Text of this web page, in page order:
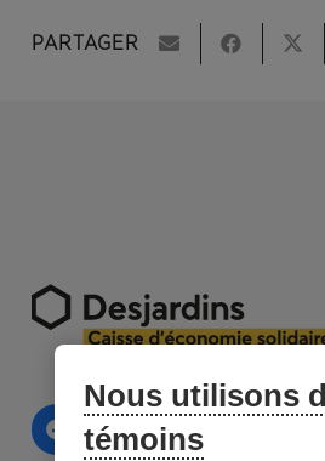
PARTAGER
Nous utilisons
témoins